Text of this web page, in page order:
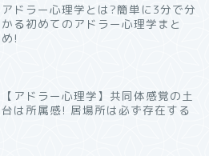
アドラー心理学とは?簡単に3分で分
かる初めてのアドラー心理学まと
め!
【アドラー心理学】共同体感覚の土
台は所属感! 居場所は必ず存在する